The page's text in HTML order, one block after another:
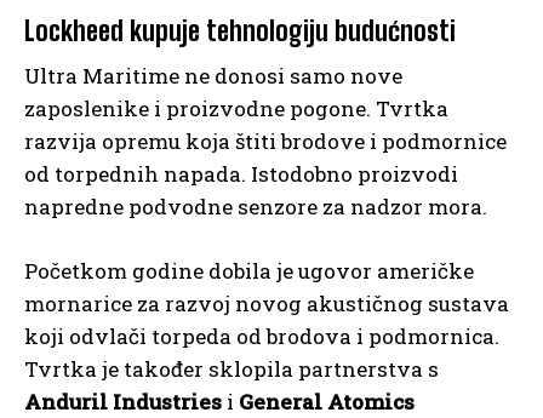
Lockheed kupuje tehnologiju budućnosti
Ultra Maritime ne donosi samo nove
zaposlenike i proizvodne pogone. Tvrtka
razvija opremu koja štiti brodove i podmornice
od torpednih napada. Istodobno proizvodi
napredne podvodne senzore za nadzor mora.
Početkom godine dobila je ugovor američke
mornarice za razvoj novog akustičnog sustava
koji odvlači torpeda od brodova i podmornica.
Tvrtka je također sklopila partnerstva s
Anduril Industries i General Atomics